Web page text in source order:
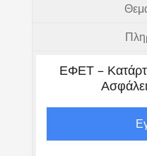
ΕΦΕΤ –